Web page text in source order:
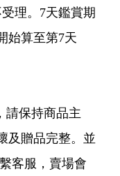
理。7天鑑賞期
始算至第7天
請保持商品主
及贈品完整。並
客服，賣場會